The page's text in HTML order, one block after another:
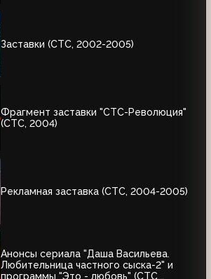
Заставки (СТС, 2002-2005)
Фрагмент заставки "СТС-Революция"
(СТС, 2004)
Рекламная заставка (СТС, 2004-2005)
Анонсы сериала "Даша Васильева.
Любительница частного сыска-2" и
программы "Это - любовь" (СТС,